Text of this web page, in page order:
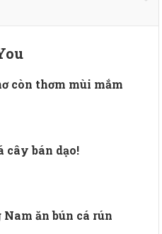
còn thơm mùi mắm
cây bán dạo!
Nam ăn bún cá rún